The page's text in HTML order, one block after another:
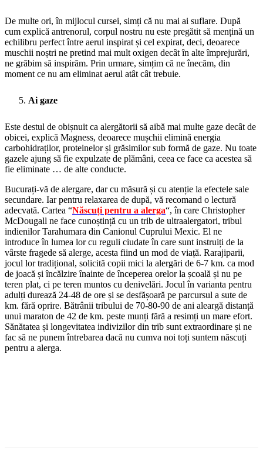
De multe ori, în mijlocul cursei, simți că nu mai ai suflare. După
cum explică antrenorul, corpul nostru nu este pregătit să mențină un
echilibru perfect între aerul inspirat și cel expirat, deci, deoarece
muschii noștri ne pretind mai mult oxigen decât în alte împrejurări,
ne grăbim să inspirăm. Prin urmare, simțim că ne înecăm, din
moment ce nu am eliminat aerul atât cât trebuie.
Ai gaze
Este destul de obișnuit ca alergătorii să aibă mai multe gaze decât de
obicei, explică Magness, deoarece mușchii elimină energia
carbohidraților, proteinelor și grăsimilor sub formă de gaze. Nu toate
gazele ajung să fie expulzate de plămâni, ceea ce face ca acestea să
fie eliminate … de alte conducte.
Bucurați-vă de alergare, dar cu măsură și cu atenție la efectele sale
secundare. Iar pentru relaxarea de după, vă recomand o lectură
adecvată. Cartea “Născuți pentru a alerga“, în care Christopher
McDougall ne face cunoștință cu un trib de ultraalergatori, tribul
indienilor Tarahumara din Canionul Cuprului Mexic. El ne
introduce în lumea lor cu reguli ciudate în care sunt instruiți de la
vârste fragede să alerge, acesta fiind un mod de viață. Rarajiparii,
jocul lor tradițional, solicită copii mici la alergări de 6-7 km. ca mod
de joacă și încălzire înainte de începerea orelor la școală și nu pe
teren plat, ci pe teren muntos cu denivelări. Jocul în varianta pentru
adulți durează 24-48 de ore și se desfășoară pe parcursul a sute de
km. fără oprire. Bătrânii tribului de 70-80-90 de ani aleargă distanță
unui maraton de 42 de km. peste munți fără a resimți un mare efort.
Sănătatea și longevitatea indivizilor din trib sunt extraordinare și ne
fac să ne punem întrebarea dacă nu cumva noi toți suntem născuți
pentru a alerga.